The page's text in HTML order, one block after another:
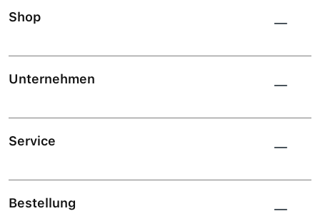
Shop
Unternehmen
Service
Bestellung